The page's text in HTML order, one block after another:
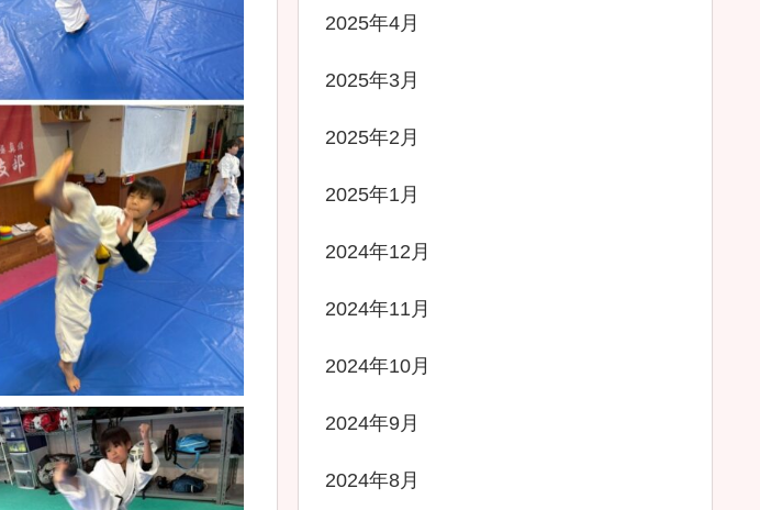
2025年4月
2025年3月
2025年2月
2025年1月
2024年12月
2024年11月
2024年10月
2024年9月
2024年8月